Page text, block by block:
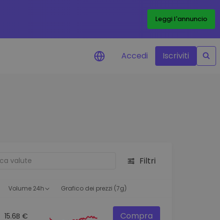
Leggi l'annuncio
utili per performance
Accedi Iscriviti
Filtri
Volume 24h Grafico dei prezzi (7g)
15.6B € Compra